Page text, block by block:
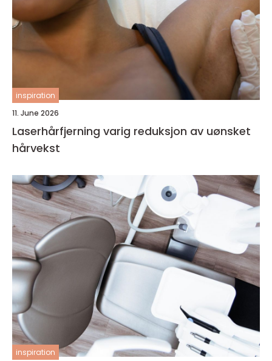
inspiration
11. June 2026
Laserhårfjerning varig reduksjon av uønsket
hårvekst
inspiration